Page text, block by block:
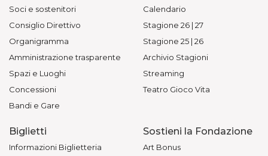
Soci e sostenitori
Consiglio Direttivo
Organigramma
Amministrazione trasparente
Spazi e Luoghi
Concessioni
Bandi e Gare
Calendario
Stagione 26 | 27
Stagione 25 | 26
Archivio Stagioni
Streaming
Teatro Gioco Vita
Biglietti
Informazioni Biglietteria
Sostieni la Fondazione
Art Bonus